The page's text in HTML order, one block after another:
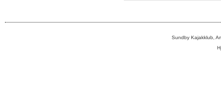
Sundby Kajakklub,